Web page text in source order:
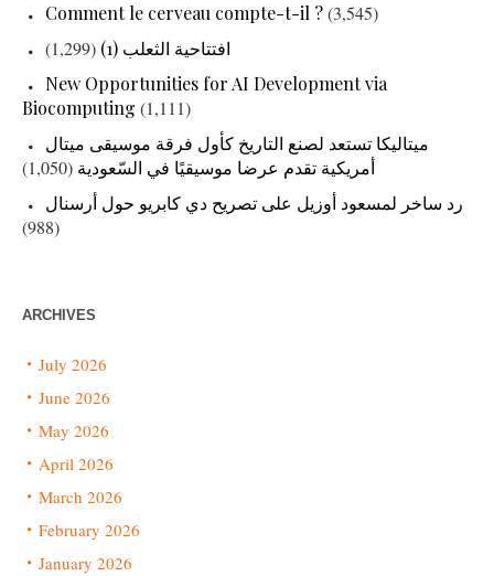
Comment le cerveau compte-t-il ?(3,545)
افتتاحية الثعلب (1)
(1,299)
New Opportunities for AI Development via
Biocomputing (1,111)
ميتاليكا تستعد لصنع التاريخ كأول فرقة موسيقى ميتال
أمريكية تقدم عرضا موسيقيًا في السّعودية (1,050)
رد ساخر لمسعود أوزيل على تصريح دي كابريو حول أرسنال
(988)
ARCHIVES
July 2026
June 2026
May 2026
April 2026
March 2026
February 2026
January 2026